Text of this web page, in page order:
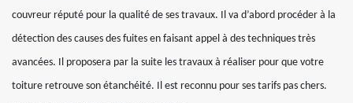
couvreur réputé pour la qualité de ses travaux. Il va d’abord procéder à la
détection des causes des fuites en faisant appel à des techniques très
avancées. Il proposera par la suite les travaux à réaliser pour que votre
toiture retrouve son étanchéité. Il est reconnu pour ses tarifs pas chers.